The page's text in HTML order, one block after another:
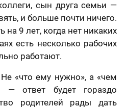
сын друга семьи —
и больше почти ничего.
9 лет, когда нет никаких
есть несколько рабочих
работают.
Не «что ему нужно», а «чем
— ответ будет гораздо
родителей рады дать